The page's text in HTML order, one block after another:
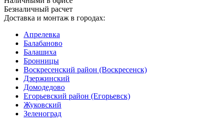
Безналичный расчет
Доставка и монтаж в городах:
Апрелевка
Балабаново
Балашиха
Бронницы
Воскресенский район (Воскресенск)
Дзержинский
Домодедово
Егорьевский район (Егорьевск)
Жуковский
Зеленоград